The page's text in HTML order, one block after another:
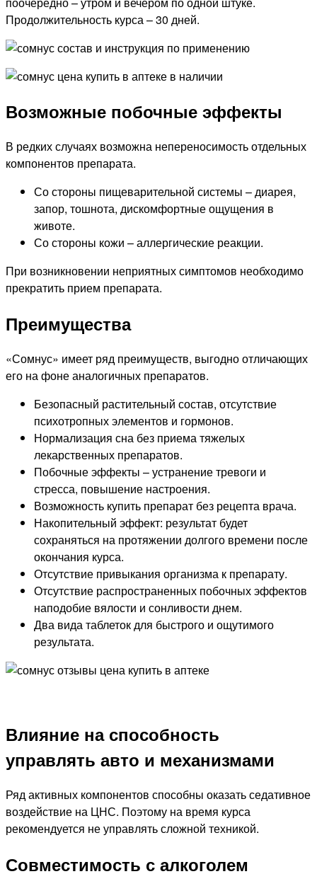
Продолжительность курса – 30 дней.
Возможные побочные эффекты
В редких случаях возможна непереносимость отдельных
компонентов препарата.
Со стороны пищеварительной системы – диарея,
запор, тошнота, дискомфортные ощущения в
животе.
Со стороны кожи – аллергические реакции.
При возникновении неприятных симптомов необходимо
прекратить прием препарата.
Преимущества
«Сомнус» имеет ряд преимуществ, выгодно отличающих
его на фоне аналогичных препаратов.
Безопасный растительный состав, отсутствие
психотропных элементов и гормонов.
Нормализация сна без приема тяжелых
лекарственных препаратов.
Побочные эффекты – устранение тревоги и
стресса, повышение настроения.
Возможность купить препарат без рецепта врача.
Накопительный эффект: результат будет
сохраняться на протяжении долгого времени после
окончания курса.
Отсутствие привыкания организма к препарату.
Отсутствие распространенных побочных эффектов
наподобие вялости и сонливости днем.
Два вида таблеток для быстрого и ощутимого
результата.
Влияние на способность
управлять авто и механизмами
Ряд активных компонентов способны оказать седативное
воздействие на ЦНС. Поэтому на время курса
рекомендуется не управлять сложной техникой.
Совместимость с алкоголем